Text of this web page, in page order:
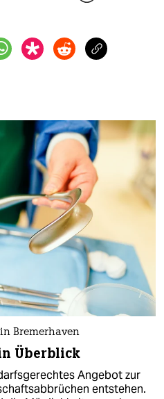
Bremerhaven
Überblick
Angebot zur
entstehen.